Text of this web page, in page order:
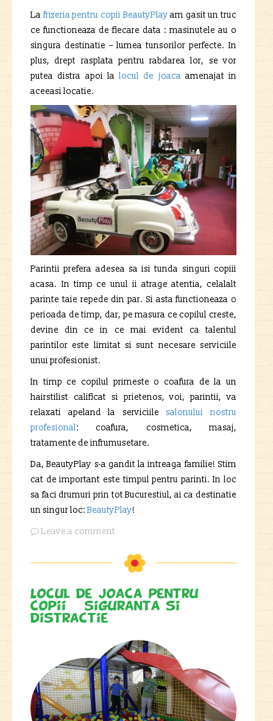
La frizeria pentru copii BeautyPlayam gasit un truc
ce functioneaza de fiecare data : masinutele au o
singura destinatie – lumea tunsorilor perfecte. In
plus, drept rasplata pentru rabdarea lor, se vor
putea distra apoi la locul de joaca amenajat in
aceeasi locatie.
Parintii prefera adesea sa isi tunda singuri copiii
acasa. In timp ce unul ii atrage atentia, celalalt
parinte taie repede din par. Si asta functioneaza o
perioada de timp, dar, pe masura ce copilul creste,
devine din ce in ce mai evident ca talentul
parintilor este limitat si sunt necesare serviciile
unui profesionist.
In timp ce copilul primeste o coafura de la un
hairstilist calificat si prietenos, voi, parintii, va
relaxati apeland la serviciilesalonului nostru
profesional: coafura, cosmetica, masaj,
tratamente de infrumusetare.
Da, BeautyPlay s-a gandit la intreaga familie! Stim
cat de important este timpul pentru parinti. In loc
sa faci drumuri prin tot Bucurestiul, ai ca destinatie
un singur loc:BeautyPlay!
Leave a comment
Locul de joaca pentru
copii – siguranta si
distractie